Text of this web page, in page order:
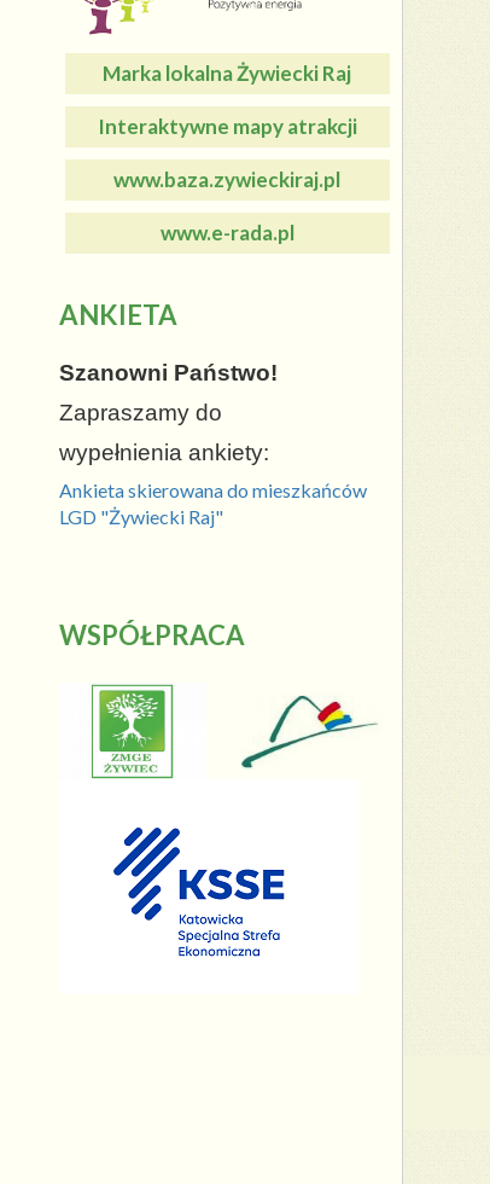
Marka lokalna Żywiecki Raj
Interaktywne mapy atrakcji
www.baza.zywieckiraj.pl
www.e-rada.pl
ANKIETA
Szanowni Państwo!
Zapraszamy do
wypełnienia ankiety:
Ankieta skierowana do mieszkańców
LGD "Żywiecki Raj"
WSPÓŁPRACA